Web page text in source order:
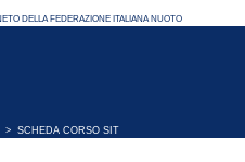
> SCHEDA CORSO SIT